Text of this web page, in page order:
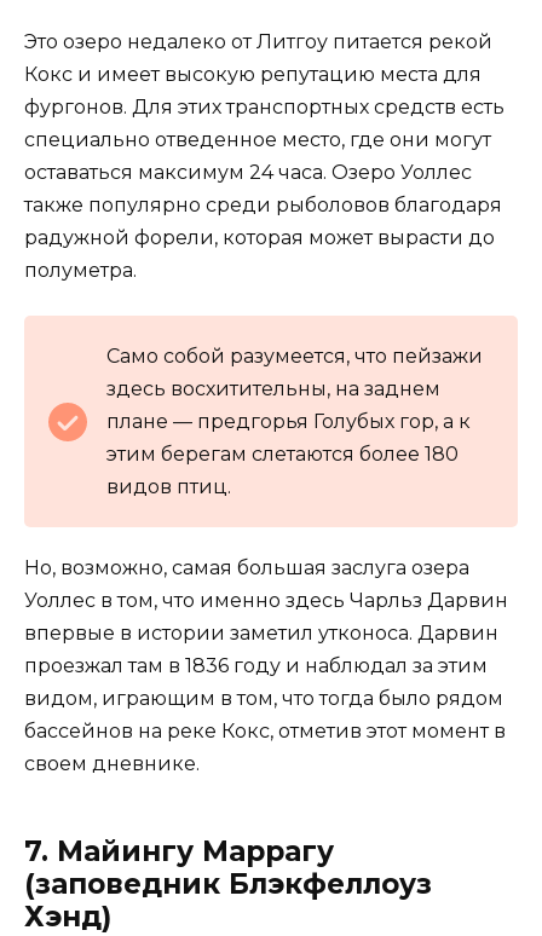
Это озеро недалеко от Литгоу питается рекой
Кокс и имеет высокую репутацию места для
фургонов. Для этих транспортных средств есть
специально отведенное место, где они могут
оставаться максимум 24 часа. Озеро Уоллес
также популярно среди рыболовов благодаря
радужной форели, которая может вырасти до
полуметра.
Само собой разумеется, что пейзажи
здесь восхитительны, на заднем
плане — предгорья Голубых гор, а к
этим берегам слетаются более 180
видов птиц.
Но, возможно, самая большая заслуга озера
Уоллес в том, что именно здесь Чарльз Дарвин
впервые в истории заметил утконоса. Дарвин
проезжал там в 1836 году и наблюдал за этим
видом, играющим в том, что тогда было рядом
бассейнов на реке Кокс, отметив этот момент в
своем дневнике.
7. Майингу Маррагу
(заповедник Блэкфеллоуз
Хэнд)